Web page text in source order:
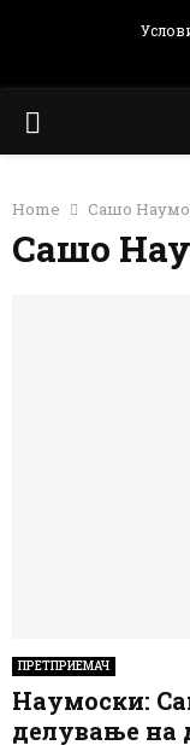
PRIMARY
Home Сашо
Сашо
ПРЕТПРИЕМАЧ
Наумоски:
делување на